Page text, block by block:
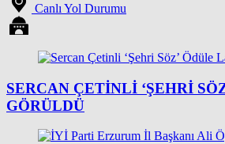
Canlı Yol Durumu
SERCAN ÇETINLI ‘ŞEHRI
GÖRÜLDÜ